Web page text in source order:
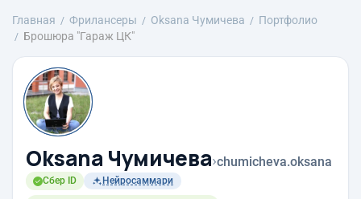
Главная Фрилансеры Oksana Чумичева
Портфолио
Брошюра "Гараж ЦК"
Oksana Чумичева›chumicheva.oksana
Сбер ID Нейросаммари